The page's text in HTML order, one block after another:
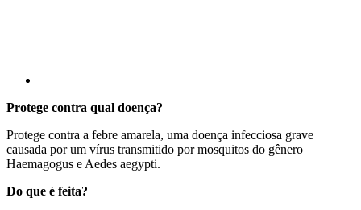
Protege contra qual doença?
Protege contra a febre amarela, uma doença infecciosa grave
causada por um vírus transmitido por mosquitos do gênero
Haemagogus e Aedes aegypti.
Do que é feita?